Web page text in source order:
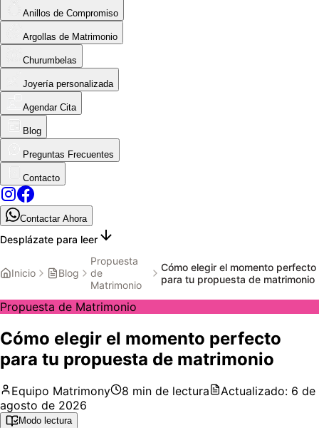
Anillos de Compromiso
Argollas de Matrimonio
Churumbelas
Joyería personalizada
Agendar Cita
Blog
Preguntas Frecuentes
Contacto
Contactar Ahora
Desplázate para leer
Inicio Blog
Propuesta
de
Matrimonio
Cómo elegir el momento perfecto
para tu propuesta de matrimonio
Propuesta de Matrimonio
Cómo elegir el momento perfecto
para tu propuesta de matrimonio
Equipo Matrimony 8 min de lectura Actualizado: 6 de
agosto de 2026
Modo lectura